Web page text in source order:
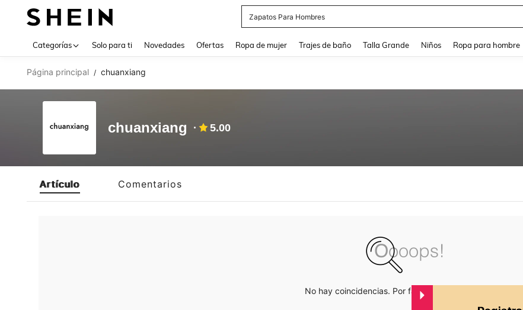
Zapatos Para Hombres
Categorías Solo para ti Novedades Ofertas Ropa de mujer Trajes de baño Talla Grande Niños Ropa para hombre
Página principal / chuanxiang
chuanxiang 5.00
Artículo Comentarios
No hay coincidencias. Por favor inténtalo de nuevo.